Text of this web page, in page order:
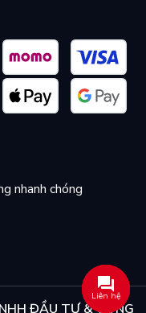
nhanh chóng
ĐẦU TƯ & CÔNG
Liên hệ